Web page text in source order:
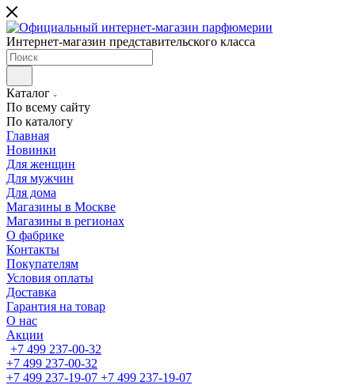
Интернет-магазин представительского класса
Каталог
По всему сайту
По каталогу
Главная
Новинки
Для женщин
Для мужчин
Для дома
Магазины в Москве
Магазины в регионах
О фабрике
Контакты
Покупателям
Условия оплаты
Доставка
Гарантия на товар
О нас
Акции
+7 499 237-00-32
+7 499 237-00-32
+7 499 237-19-07 +7 499 237-19-07